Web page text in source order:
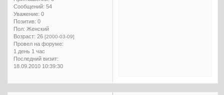
Сообщений: 54
Уважение: 0
Позитив: 0
Пол: Женский
Возраст: 26 [2000-03-09]
Провел на форуме:
1 день 1 час
Последний визит:
18.09.2010 10:39:30